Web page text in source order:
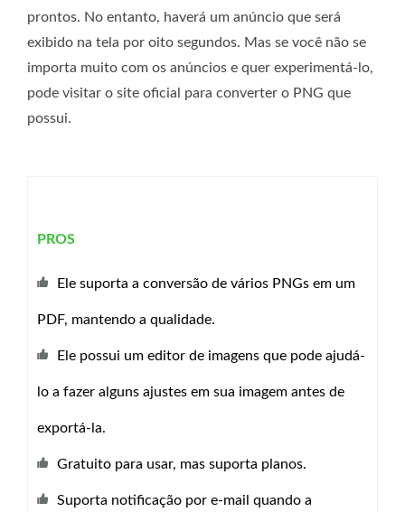
prontos. No entanto, haverá um anúncio que será
exibido na tela por oito segundos. Mas se você não se
importa muito com os anúncios e quer experimentá-lo,
pode visitar o site oficial para converter o PNG que
possui.
PROS
Ele suporta a conversão de vários PNGs em um
PDF, mantendo a qualidade.
Ele possui um editor de imagens que pode ajudá-
lo a fazer alguns ajustes em sua imagem antes de
exportá-la.
Gratuito para usar, mas suporta planos.
Suporta notificação por e-mail quando a